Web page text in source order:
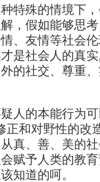
殊的情境下，
，假如能够思
、友情等社会
是社会人的真
的社交、尊重
的本能行为可
正和对野性的改
真、善、美的
赋予人类的教
知道的呵。